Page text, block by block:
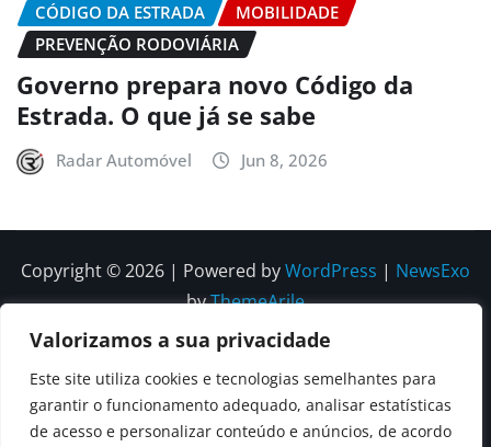
Valorizamos a sua privacidade
Este site utiliza cookies e tecnologias semelhantes para
garantir o funcionamento adequado, analisar estatísticas
de acesso e personalizar conteúdo e anúncios, de acordo
CÓDIGO DA ESTRADA
MOBILIDADE
PREVENÇÃO RODOVIÁRIA
Governo prepara novo Código da
Estrada. O que já se sabe
Radar Automóvel Jun 8, 2026
Copyright © 2026 | Powered byWordPress | NewsExo
byThemeArile
Somos
Editorial
Privacidade
correções e
Contactos